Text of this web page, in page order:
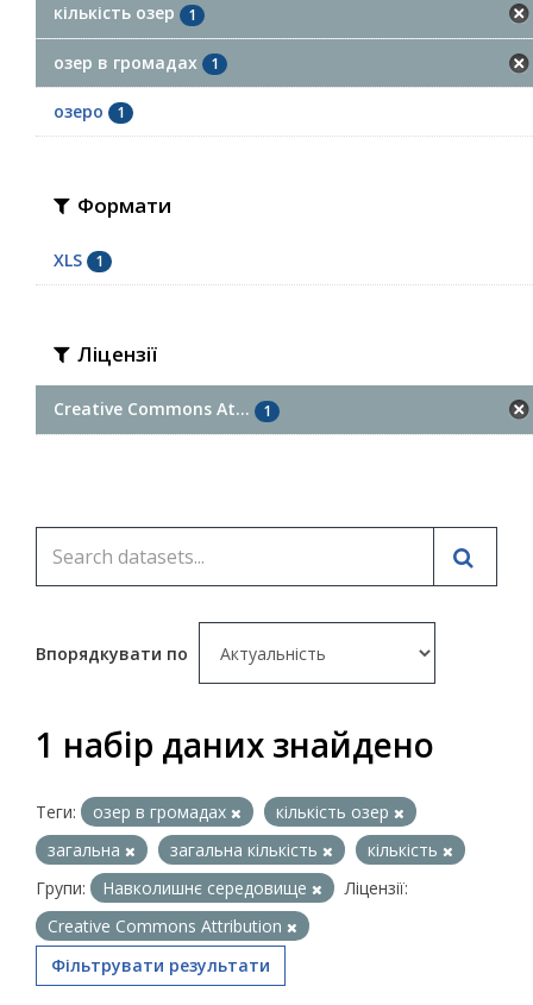
кількість озер 1
озер в громадах 1
озеро 1
Формати
XLS 1
Ліцензії
Creative Commons At... 1
Впорядкувати по
1 набір даних знайдено
Теги: озер в громадах
кількість озер
загальна
загальна кількість
кількість
Групи:
Навколишнє середовище
Ліцензії:
Creative Commons Attribution
Фільтрувати результати